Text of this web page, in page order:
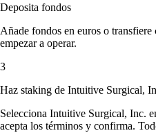
Deposita fondos
Añade fondos en euros o transfiere
empezar a operar.
3
Haz staking de Intuitive Surgical,
Selecciona Intuitive Surgical, Inc.
acepta los términos y confirma.